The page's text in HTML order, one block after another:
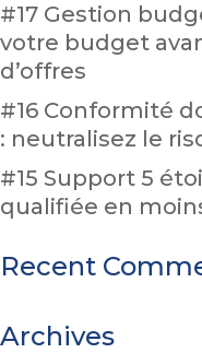
#17 Gestion
votre budget
d’offres
#16 Conformité
: neutralisez le
#15 Support 5
qualifiée en
Recent
Archives